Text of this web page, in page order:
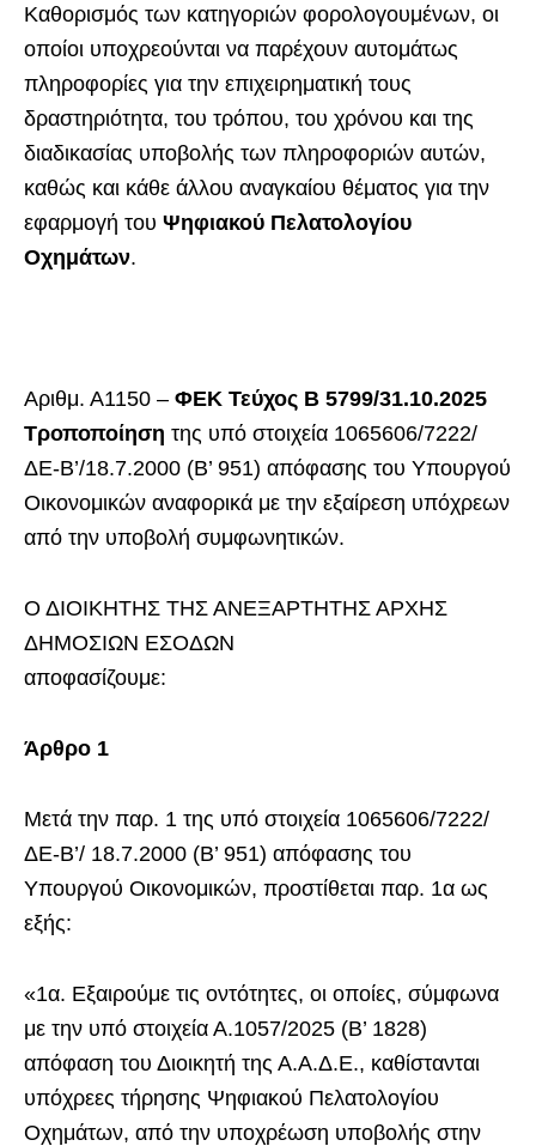
Καθορισμός των κατηγοριών φορολογουμένων, οι
οποίοι υποχρεούνται να παρέχουν αυτομάτως
πληροφορίες για την επιχειρηματική τους
δραστηριότητα, του τρόπου, του χρόνου και της
διαδικασίας υποβολής των πληροφοριών αυτών,
καθώς και κάθε άλλου αναγκαίου θέματος για την
εφαρμογή του Ψηφιακού Πελατολογίου
Οχημάτων.
Αριθμ. Α1150 – ΦΕΚ Τεύχος Β 5799/31.10.2025
Τροποποίηση της υπό στοιχεία 1065606/7222/
ΔΕ-Β’/18.7.2000 (Β’ 951) απόφασης του Υπουργού
Οικονομικών αναφορικά με την εξαίρεση υπόχρεων
από την υποβολή συμφωνητικών.
Ο ΔΙΟΙΚΗΤΗΣ ΤΗΣ ΑΝΕΞΑΡΤΗΤΗΣ ΑΡΧΗΣ
ΔΗΜΟΣΙΩΝ ΕΣΟΔΩΝ
αποφασίζουμε:
Άρθρο 1
Μετά την παρ. 1 της υπό στοιχεία 1065606/7222/
ΔΕ-Β’/ 18.7.2000 (Β’ 951) απόφασης του
Υπουργού Οικονομικών, προστίθεται παρ. 1α ως
εξής:
«1α. Εξαιρούμε τις οντότητες, οι οποίες, σύμφωνα
με την υπό στοιχεία Α.1057/2025 (Β’ 1828)
απόφαση του Διοικητή της Α.Α.Δ.Ε., καθίστανται
υπόχρεες τήρησης Ψηφιακού Πελατολογίου
Οχημάτων, από την υποχρέωση υποβολής στην